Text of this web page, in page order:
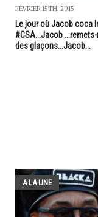
FÉVRIER 15TH, 2015
Le jour où Jacob coca
#CSA...Jacob
des glaçons...Jacob...
A LA UNE